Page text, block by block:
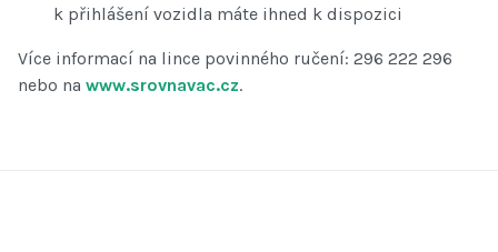
k přihlášení vozidla máte ihned k dispozici
Více informací na lince povinného ručení: 296 222 296
nebo na www.srovnavac.cz.